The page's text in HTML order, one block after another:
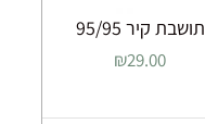
תושבת קיר 95/95
₪29.00